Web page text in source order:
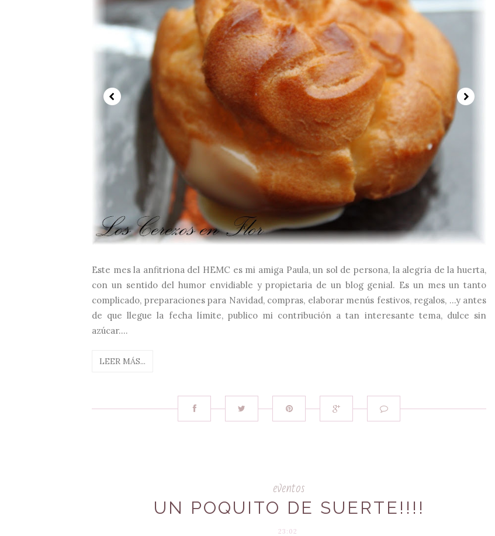
Este mes la anfitriona del HEMC es mi amiga Paula, un sol de persona, la alegría de la huerta,
con un sentido del humor envidiable y propietaria de un blog genial. Es un mes un tanto
complicado, preparaciones para Navidad, compras, elaborar menús festivos, regalos, ...y antes
de que llegue la fecha límite, publico mi contribución a tan interesante tema, dulce sin
azúcar....
LEER MÁS...
eventos
UN POQUITO DE SUERTE!!!!
23:02